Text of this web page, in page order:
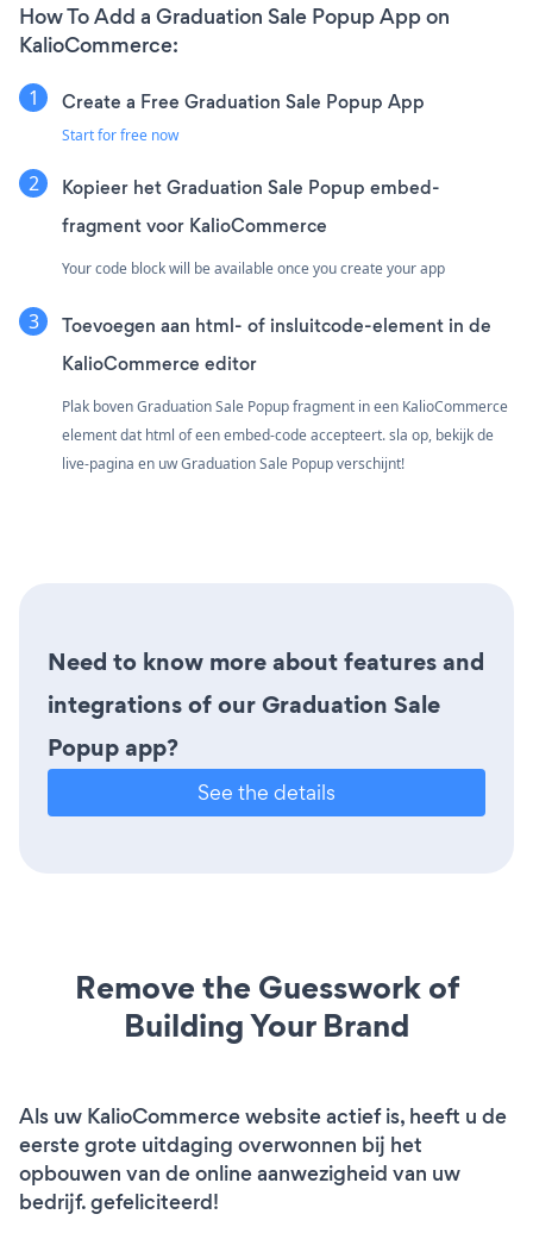
How To Add a Graduation Sale Popup App on
KalioCommerce:
Create a Free Graduation Sale Popup App
Start for free now
Kopieer het Graduation Sale Popup embed-
fragment voor KalioCommerce
Your code block will be available once you create your app
Toevoegen aan html- of insluitcode-element in de
KalioCommerce editor
Plak boven Graduation Sale Popup fragment in een KalioCommerce
element dat html of een embed-code accepteert. sla op, bekijk de
live-pagina en uw Graduation Sale Popup verschijnt!
Need to know more about features and
integrations of our Graduation Sale
Popup app?
See the details
Remove the Guesswork of
Building Your Brand
Als uw KalioCommerce website actief is, heeft u de
eerste grote uitdaging overwonnen bij het
opbouwen van de online aanwezigheid van uw
bedrijf. gefeliciteerd!